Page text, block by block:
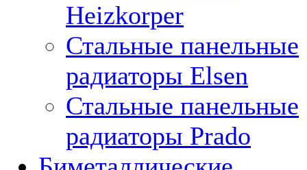
Heizkorper
Стальные панельные
радиаторы Elsen
Стальные панельные
радиаторы Prado